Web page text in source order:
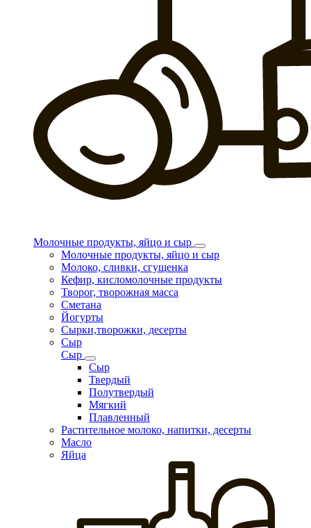
Молочные продукты, яйцо и сыр
Молочные продукты, яйцо и сыр
Молоко, сливки, сгущенка
Кефир, кисломолочные продукты
Творог, творожная масса
Сметана
Йогурты
Сырки,творожки, десерты
Сыр
Сыр
Сыр
Твердый
Полутвердый
Мягкий
Плавленный
Растительное молоко, напитки, десерты
Масло
Яйца